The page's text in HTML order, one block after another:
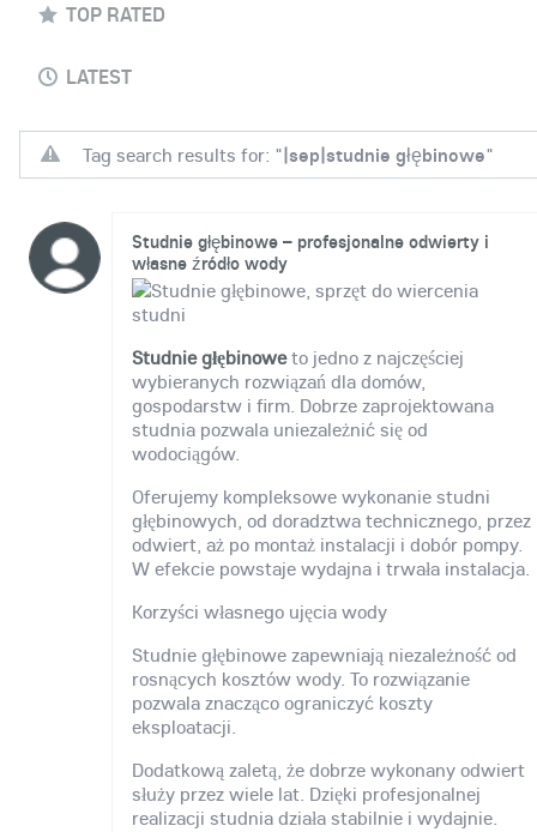
TOP RATED
LATEST
Tag search results for: "|sep|studnie głębinowe"
Studnie głębinowe – profesjonalne odwierty i
własne źródło wody
Studnie głębinoweto jedno z najczęściej
wybieranych rozwiązań dla domów,
gospodarstw i firm. Dobrze zaprojektowana
studnia pozwala uniezależnić się od
wodociągów.
Oferujemy kompleksowe wykonanie studni
głębinowych, od doradztwa technicznego, przez
odwiert, aż po montaż instalacji i dobór pompy.
W efekcie powstaje wydajna i trwała instalacja.
Korzyści własnego ujęcia wody
Studnie głębinowe zapewniają niezależność od
rosnących kosztów wody. To rozwiązanie
pozwala znacząco ograniczyć koszty
eksploatacji.
Dodatkową zaletą, że dobrze wykonany odwiert
służy przez wiele lat. Dzięki profesjonalnej
realizacji studnia działa stabilnie i wydajnie.